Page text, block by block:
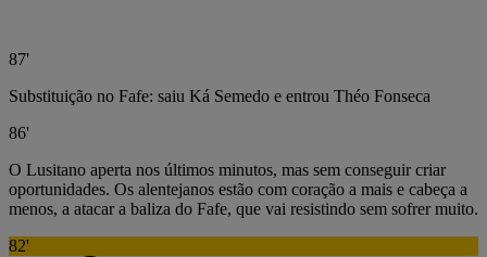
87'
Substituição no Fafe: saiu Ká Semedo e entrou Théo Fonseca
86'
O Lusitano aperta nos últimos minutos, mas sem conseguir criar
oportunidades. Os alentejanos estão com coração a mais e cabeça a
menos, a atacar a baliza do Fafe, que vai resistindo sem sofrer muito.
82'